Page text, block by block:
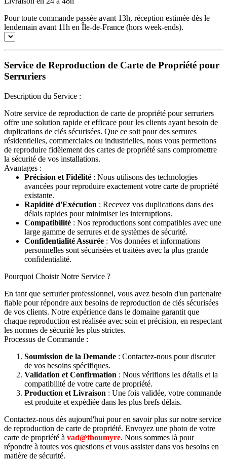
Pour toute commande passée avant 13h, réception estimée dès le
lendemain avant 11h en Île-de-France (hors week-ends).
Service de Reproduction de Carte de Propriété pour
Serruriers
Description du Service :
Notre service de reproduction de carte de propriété pour serruriers
offre une solution rapide et efficace pour les clients ayant besoin de
duplications de clés sécurisées. Que ce soit pour des serrures
résidentielles, commerciales ou industrielles, nous vous permettons
de reproduire fidèlement des cartes de propriété sans compromettre
la sécurité de vos installations.
Avantages :
Précision et Fidélité : Nous utilisons des technologies
avancées pour reproduire exactement votre carte de propriété
existante.
Rapidité d'Exécution : Recevez vos duplications dans des
délais rapides pour minimiser les interruptions.
Compatibilité : Nos reproductions sont compatibles avec une
large gamme de serrures et de systèmes de sécurité.
Confidentialité Assurée : Vos données et informations
personnelles sont sécurisées et traitées avec la plus grande
confidentialité.
Pourquoi Choisir Notre Service ?
En tant que serrurier professionnel, vous avez besoin d'un partenaire
fiable pour répondre aux besoins de reproduction de clés sécurisées
de vos clients. Notre expérience dans le domaine garantit que
chaque reproduction est réalisée avec soin et précision, en respectant
les normes de sécurité les plus strictes.
Processus de Commande :
Soumission de la Demande : Contactez-nous pour discuter
de vos besoins spécifiques.
Validation et Confirmation : Nous vérifions les détails et la
compatibilité de votre carte de propriété.
Production et Livraison : Une fois validée, votre commande
est produite et expédiée dans les plus brefs délais.
Contactez-nous dès aujourd'hui pour en savoir plus sur notre service
de reproduction de carte de propriété. Envoyez une photo de votre
carte de propriété à vad@thoumyre. Nous sommes là pour
répondre à toutes vos questions et vous assister dans vos besoins en
matière de sécurité.